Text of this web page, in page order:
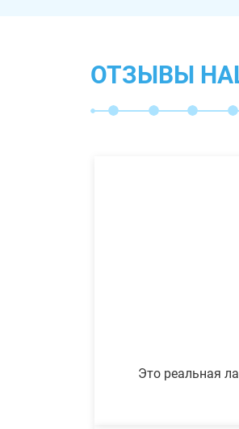
ОТЗЫВЫ
Это реальная